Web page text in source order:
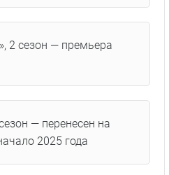
2 сезон — премьера
— перенесен на
2025 года